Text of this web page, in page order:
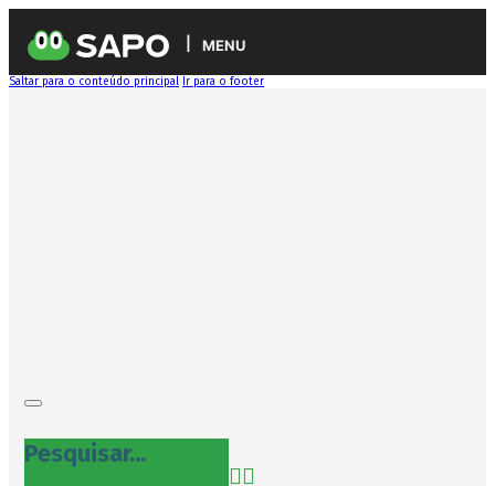
MENU
Saltar para o conteúdo principal Ir para o footer
Pesquisar...